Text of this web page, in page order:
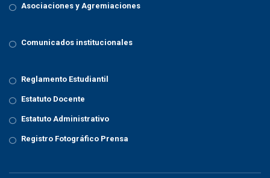
Asociaciones y Agremiaciones
Comunicados institucionales
Reglamento Estudiantil
Estatuto Docente
Estatuto Administrativo
Registro Fotográfico Prensa